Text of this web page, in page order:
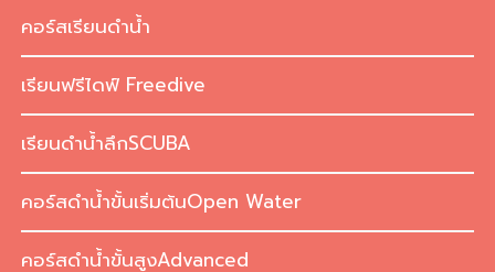
content
คอร์สเรียนดำน้ำ
เรียนฟรีไดฟ์ Freedive
เรียนดำน้ำลึกSCUBA
คอร์สดำน้ำขั้นเริ่มต้นOpen Water
คอร์สดำน้ำขั้นสูงAdvanced